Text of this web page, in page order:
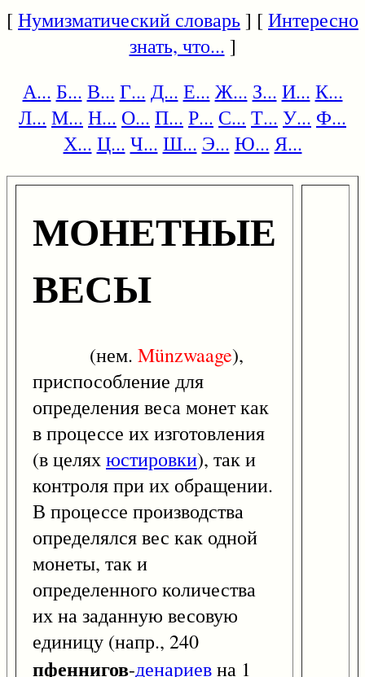
[Нумизматический словарь] [Интересно
знать, что... ]
А... Б... В... Г... Д... Е... Ж... З... И... К...
Л... М... Н... О... П... Р... С... Т... У... Ф...
Х... Ц... Ч... Ш... Э... Ю... Я...
МОНЕТНЫЕ
ВЕСЫ
(нем. Münzwaage),
приспособление для
определения веса монет как
в процессе их изготовления
(в целяхюстировки), так и
контроля при их обращении.
В процессе производства
определялся вес как одной
монеты, так и
определенного количества
их на заданную весовую
единицу (напр., 240
пфеннигов-денариевна 1